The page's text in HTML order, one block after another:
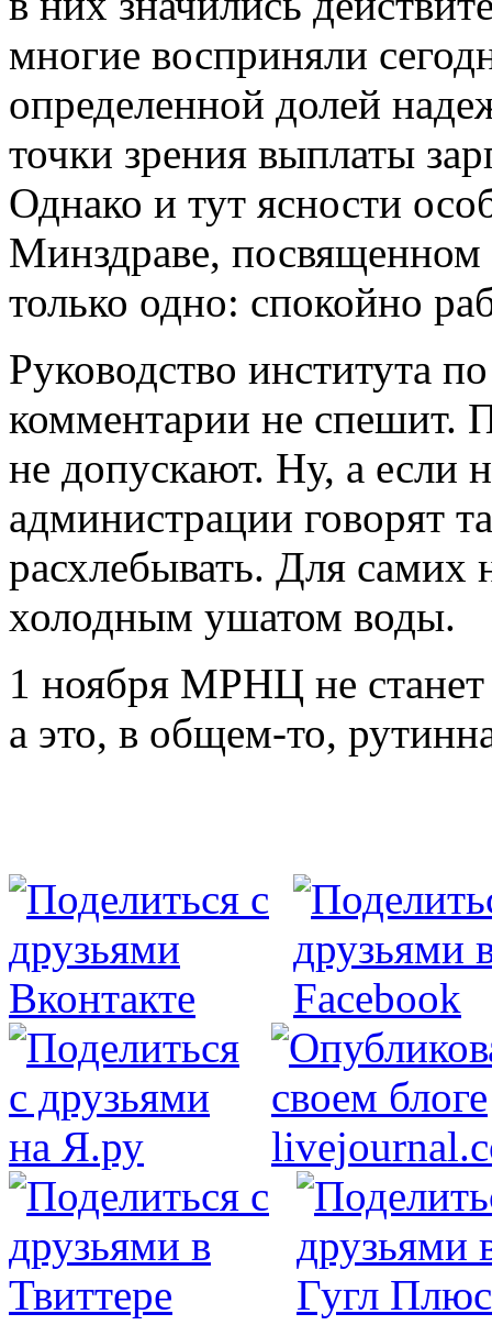
многие восприняли
определенной долей
точки зрения выплаты
Однако и тут ясности
Минздраве, посвященном
только одно: спокойно
Руководство института
комментарии не спешит.
не допускают. Ну, а если
администрации говорят
расхлебывать. Для самих
холодным ушатом воды.
1 ноября МРНЦ не
а это, в общем­-то,